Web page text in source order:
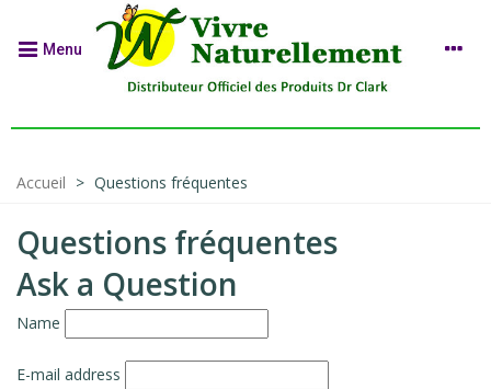
Menu
Accueil > Questions fréquentes
Questions fréquentes
Ask a Question
Name
E-mail address